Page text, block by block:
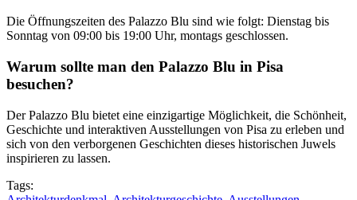
Die Öffnungszeiten des Palazzo Blu sind wie folgt: Dienstag bis
Sonntag von 09:00 bis 19:00 Uhr, montags geschlossen.
Warum sollte man den Palazzo Blu in Pisa
besuchen?
Der Palazzo Blu bietet eine einzigartige Möglichkeit, die Schönheit,
Geschichte und interaktiven Ausstellungen von Pisa zu erleben und
sich von den verborgenen Geschichten dieses historischen Juwels
inspirieren zu lassen.
Tags: